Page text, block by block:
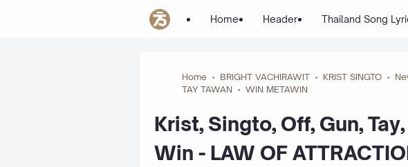
Home Header Thailand Song
Home BRIGHT VACHIRAWIT KRIST SINGTO
TAY TAWAN
WIN METAWIN
Krist, Singto, Off, Gun,
Win - LAW OF